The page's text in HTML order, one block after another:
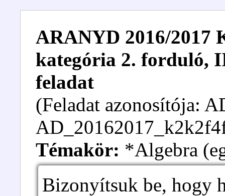
ARANYD 2016/2017
kategória 2. forduló,
feladat
(Feladat azonosítója:
Témakör: *Algebra
Bizonyítsuk be, hogy